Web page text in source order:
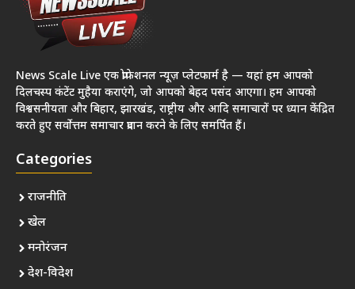
News Scale Live एक प्रोफेशनल न्यूज़ प्लेटफार्म है — यहां हम आपको
दिलचस्प कंटेंट मुहैया कराएंगे, जो आपको बेहद पसंद आएगा। हम आपको
विश्वसनीयता और बिहार, झारखंड, राष्ट्रीय और आदि समाचारों पर ध्यान केंद्रित
करते हुए सर्वोत्तम समाचार प्रदान करने के लिए समर्पित हैं।
Categories
राजनीति
खेल
मनोरंजन
देश-विदेश